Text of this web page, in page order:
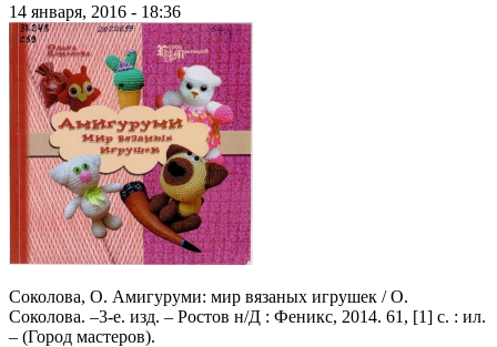
14 января, 2016 - 18:36
Соколова, О. Амигуруми: мир вязаных игрушек / О.
Соколова. –3-е. изд. – Ростов н/Д : Феникс, 2014. 61, [1] с. : ил.
– (Город мастеров).